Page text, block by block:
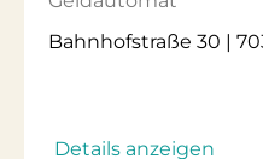
Bahnhofstraße 30 |
Details anzeigen